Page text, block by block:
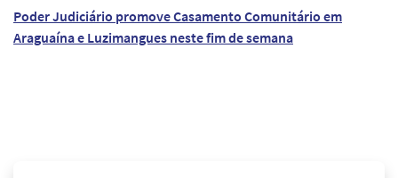
Poder Judiciário promove Casamento Comunitário em
Araguaína e Luzimangues neste fim de semana